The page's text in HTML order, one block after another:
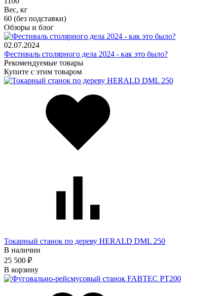
Вес, кг
60 (без подставки)
Обзоры и блог
02.07.2024
Фестиваль столярного дела 2024 - как это было?
Рекомендуемые товары
Купите с этим товаром
Токарный станок по дереву HERALD DML 250
В наличии
25 500 ₽
В корзину